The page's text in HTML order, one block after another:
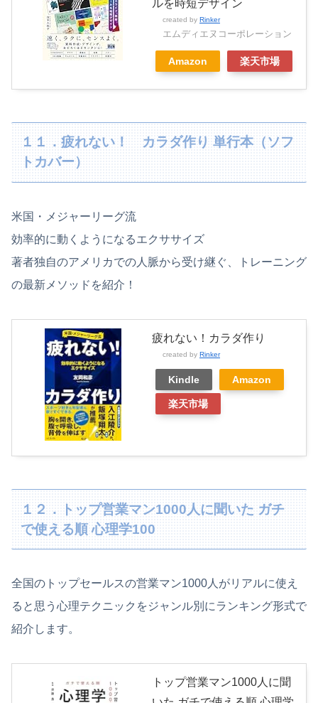
ルを時短デザイン
created by Rinker
エムディエヌコーポレーション
Amazon 楽天市場
１１．疲れない！ カラダ作り 単行本（ソフ
トカバー）
米国・メジャーリーグ流
効率的に動くようになるエクササイズ
著者独自のアメリカでの人脈から受け継ぐ、トレーニング
の最新メソッドを紹介！
疲れない！カラダ作り
created by Rinker
Kindle Amazon
楽天市場
１２．トップ営業マン1000人に聞いた ガチ
で使える順 心理学100
全国のトップセールスの営業マン1000人がリアルに使え
ると思う心理テクニックをジャンル別にランキング形式で
紹介します。
トップ営業マン1000人に聞